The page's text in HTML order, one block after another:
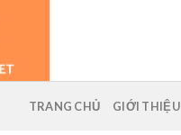
TRANG CHỦ GIỚI THIỆU